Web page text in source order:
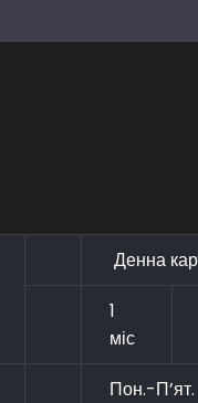
Денна
1
міс
Пон.-П’ят.